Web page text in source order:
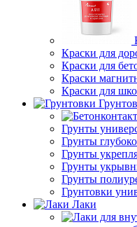
Краски для
Краски для
Краски
Краски для
Грунты
Грунты
Грунты
Грунты
Грунты
Грунтовки
Лаки